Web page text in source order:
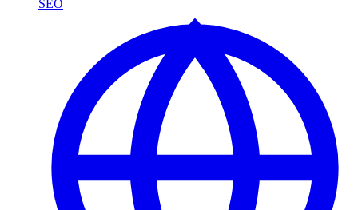
SEO